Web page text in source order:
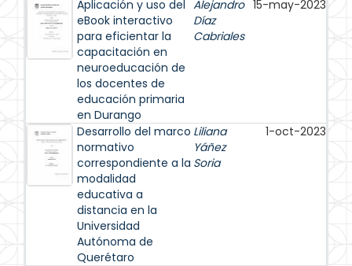
Aplicación y uso del
eBook interactivo
para eficientar la
capacitación en
neuroeducación de
los docentes de
educación primaria
en Durango
Alejandro
Díaz
Cabriales
15-may-2023
Desarrollo del marco
normativo
correspondiente a la
modalidad
educativa a
distancia en la
Universidad
Autónoma de
Querétaro
Liliana
Yáñez
Soria
1-oct-2023